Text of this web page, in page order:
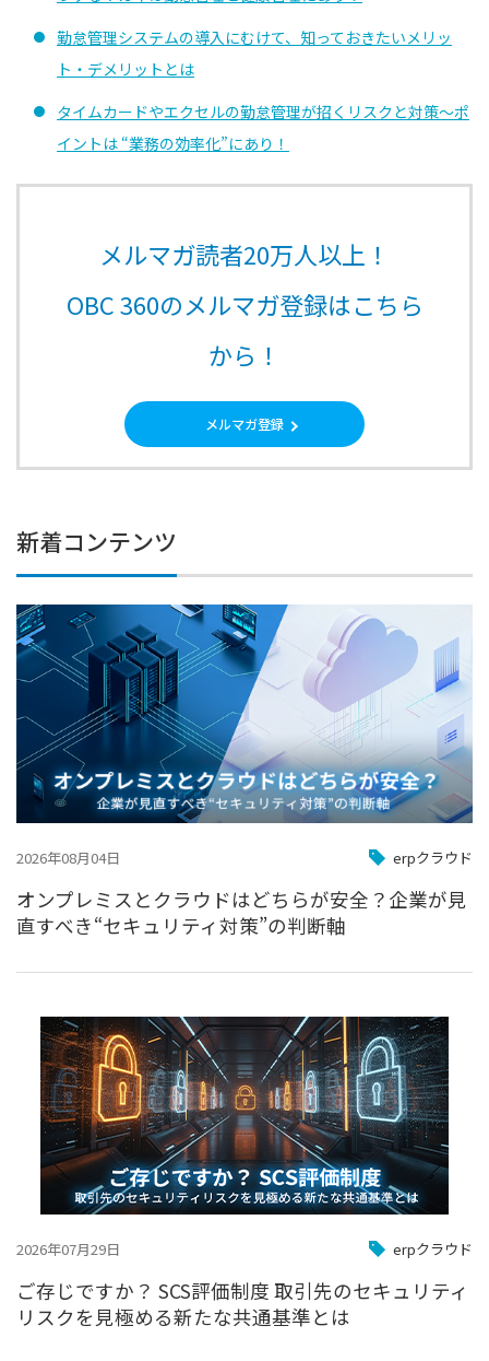
勤怠管理システムの導入にむけて、知っておきたいメリッ
ト・デメリットとは
タイムカードやエクセルの勤怠管理が招くリスクと対策〜ポ
イントは “業務の効率化”にあり！
メルマガ読者20万人以上！
OBC 360のメルマガ登録はこちら
から！
メルマガ登録
新着コンテンツ
2026年08月04日 erpクラウド
オンプレミスとクラウドはどちらが安全？企業が見
直すべき“セキュリティ対策”の判断軸
2026年07月29日 erpクラウド
ご存じですか？ SCS評価制度 取引先のセキュリティ
リスクを見極める新たな共通基準とは